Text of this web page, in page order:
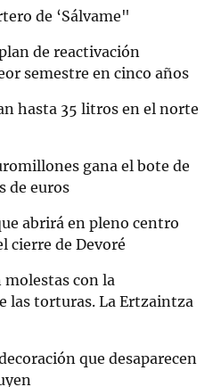
de ‘Sálvame"
de reactivación
semestre en cinco años
hasta 35 litros en el norte
gana el bote de
de euros
abrirá en pleno centro
cierre de Devoré
molestas con la
las torturas. La Ertzaintza
que desaparecen